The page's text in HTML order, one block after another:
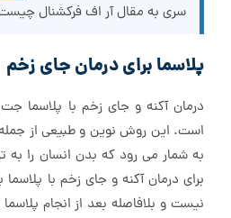
سری به مقال آر اف فرکشنال
پلاسما برای درمان جای زخم
درمان آکنه و جای زخم با پلاسما
است. این روش نوین و طبیعی از
به شمار می رود که بدن انسان را به
برای درمان آکنه و جای زخم با
نیست و بلافاصله بعد از انجام